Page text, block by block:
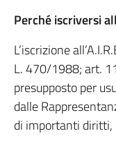
Perché iscriversi
L’iscrizione
L. 470/1988; art.
presupposto per
dalle
di importanti diritti,